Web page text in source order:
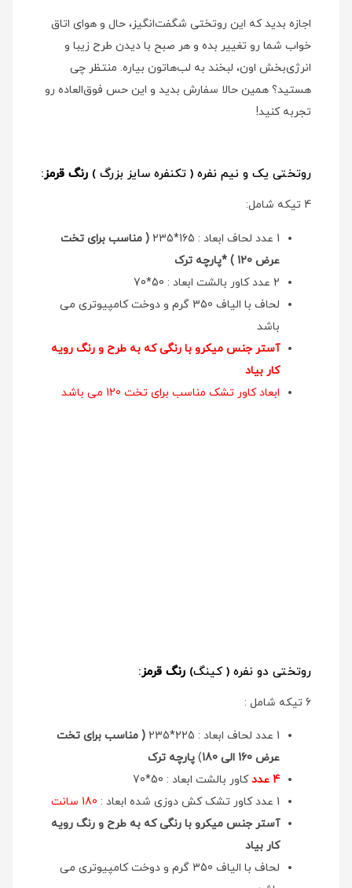
اجازه بدید که این روتختی شگفت‌انگیز، حال و هوای اتاق
خواب شما رو تغییر بده و هر صبح با دیدن طرح زیبا و
انرژی‌بخش اون، لبخند به لب‌هاتون بیاره. منتظر چی
هستید؟ همین حالا سفارش بدید و این حس فوق‌العاده رو
تجربه کنید!
روتختی یک و نیم نفره ( تکنفره سایز بزرگ ) رنگ قرمز:
4 تیکه شامل:
1 عدد لحاف ابعاد : 165*235
( مناسب برای تخت
عرض 120 ) *پارچه ترک
2 عدد کاور بالشت ابعاد : 50*70
لحاف با الیاف 350 گرم و دوخت کامپیوتری می
باشد
آستر جنس میکرو با رنگی که به طرح و رنگ رویه
کار بیاد
ابعاد کاور تشک مناسب برای تخت 120 می باشد
روتختی دو نفره ( کینگ) رنگ قرمز:
6 تیکه شامل :
1 عدد لحاف ابعاد : 225*235
( مناسب برای تخت
عرض 160 الی 180
) پارچه ترک
4 عدد
کاور بالشت ابعاد : 50*70
1 عدد کاور تشک کش دوزی شده ابعاد :
آستر جنس میکرو با رنگی که به طرح و رنگ رویه
کار بیاد
لحاف با الیاف 350 گرم و دوخت کامپیوتری می